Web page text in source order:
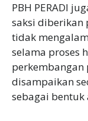
PBH PERADI
saksi diberikan
tidak
selama proses
perkembangan
disampaikan
sebagai